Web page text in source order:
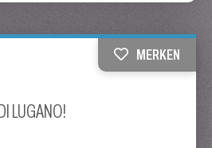
MERKEN
LUGANO!